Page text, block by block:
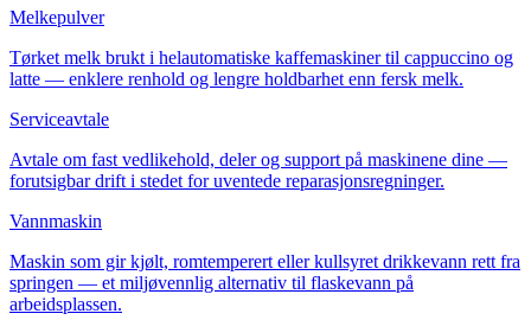
Melkepulver
Tørket melk brukt i helautomatiske kaffemaskiner til cappuccino og
latte — enklere renhold og lengre holdbarhet enn fersk melk.
Serviceavtale
Avtale om fast vedlikehold, deler og support på maskinene dine —
forutsigbar drift i stedet for uventede reparasjonsregninger.
Vannmaskin
Maskin som gir kjølt, romtemperert eller kullsyret drikkevann rett fra
springen — et miljøvennlig alternativ til flaskevann på
arbeidsplassen.